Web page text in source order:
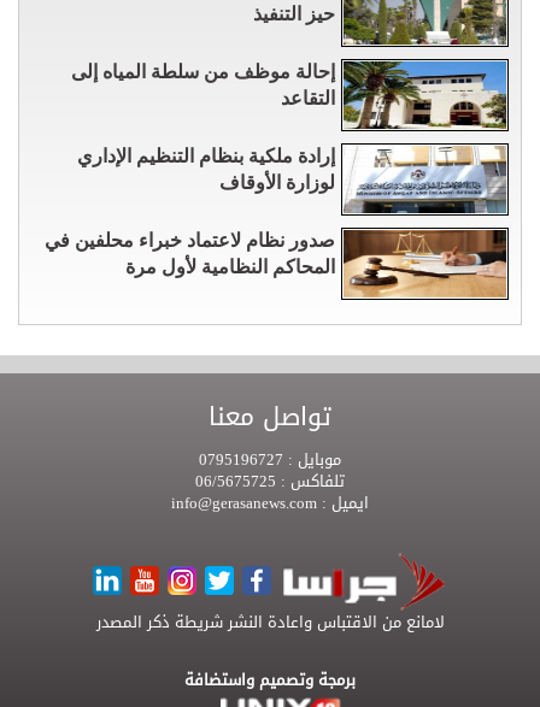
حيز التنفيذ
إحالة موظف من سلطة المياه إلى
التقاعد
إرادة ملكية بنظام التنظيم الإداري
لوزارة الأوقاف
صدور نظام لاعتماد خبراء محلفين في
المحاكم النظامية لأول مرة
تواصل معنا
موبايل :
تلفاكس :
ايميل :
لامانع من الاقتباس واعادة النشر شريطة ذكر المصدر
برمجة وتصميم واستضافة